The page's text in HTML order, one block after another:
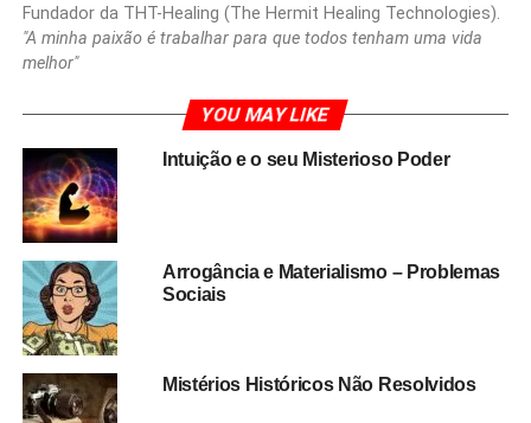
Fundador da THT-Healing (The Hermit Healing Technologies).
"A minha paixão é trabalhar para que todos tenham uma vida
melhor"
YOU MAY LIKE
Intuição e o seu Misterioso Poder
Arrogância e Materialismo – Problemas
Sociais
Mistérios Históricos Não Resolvidos